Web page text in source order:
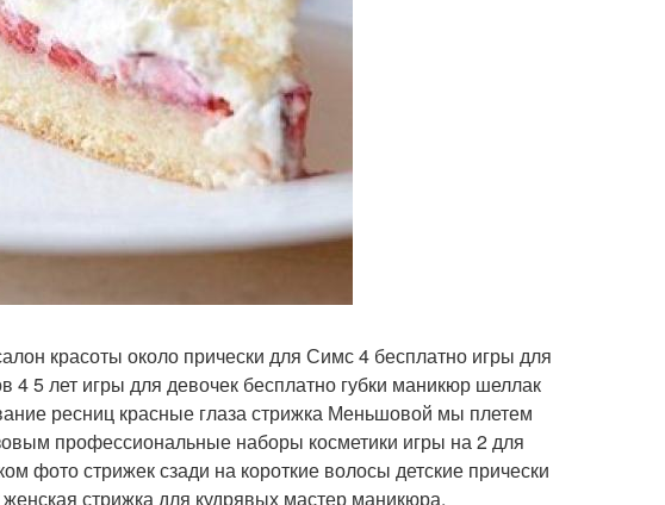
красоты около прически для Симс 4 бесплатно игры для
4 5 лет игры для девочек бесплатно губки маникюр шеллак
ресниц красные глаза стрижка Меньшовой мы плетем
профессиональные наборы косметики игры на 2 для
фото стрижек сзади на короткие волосы детские прически
стрижка для кудрявых мастер маникюра.